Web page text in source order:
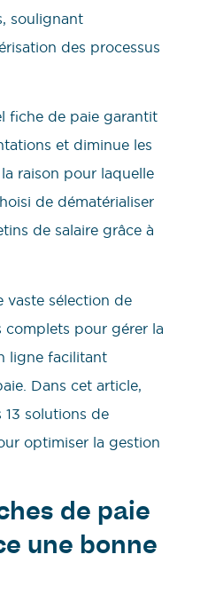
soulignant
des processus
fiche de paie garantit
et diminue les
raison pour laquelle
de dématérialiser
de salaire grâce à
vaste sélection de
complets pour gérer la
ligne facilitant
Dans cet article,
solutions de
optimiser la gestion
de paie
une bonne